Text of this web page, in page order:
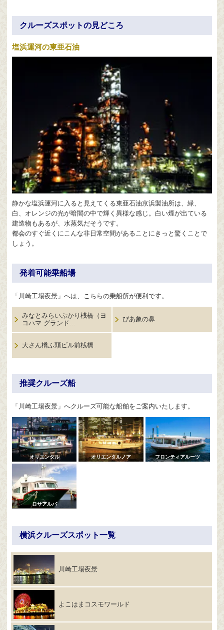
クルーズスポットの見どころ
塩浜運河の東亜石油
静かな塩浜運河に入ると見えてくる東亜石油京浜製油所は、緑、
白、オレンジの光が暗闇の中で輝く異様な感じ。白い煙が出ている
建造物もあるが、水蒸気だそうです。
都会のすぐ近くにこんな非日常空間があることにきっと驚くことで
しょう。
発着可能乗船場
「川崎工場夜景」へは、こちらの乗船所が便利です。
みなとみらいぷかり桟橋（ヨ
コハマ グランド…
ぴあ象の鼻
大さん橋ふ頭ビル前桟橋
推奨クルーズ船
「川崎工場夜景」へクルーズ可能な船舶をご案内いたします。
オリエンタル オリエンタルノア フロンティアルーツ
ロサアルバ
横浜クルーズスポット一覧
川崎工場夜景
よこはまコスモワールド